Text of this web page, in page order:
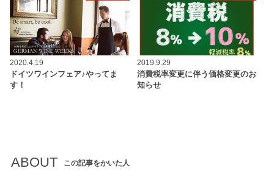
2020.4.19
ドイツワインフェア♪やってま
す！
2019.9.29
消費税率変更に伴う価格変更のお
知らせ
ABOUT この記事をかいた人